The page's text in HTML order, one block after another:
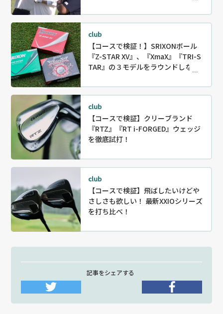
club
【コースで検証！】SRIXONボール
『Z-STAR XV』、『XmaX』『TRI-S
TAR』の３モデルをラウンドしなが
club
【コースで検証】クリーブランド
『RTZ』『RT i-FORGED』ウェッジ
を徹底試打！
club
【コースで検証】飛ばしたいけどや
さしさも欲しい！ 最新XXIOシリーズ
を打ち比べ！
記事をシェアする